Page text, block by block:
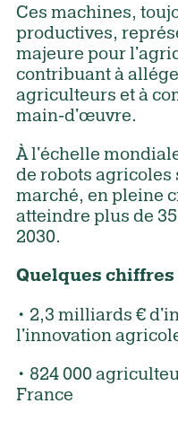
Ces machines,
productives,
majeure pour
contribuant à
agriculteurs et à
main-d'œuvre.
À l'échelle
de robots agricoles
marché, en pleine
atteindre plus de
2030.
Quelques chiffres
• 2,3 milliards €
l'innovation
• 824 000
France